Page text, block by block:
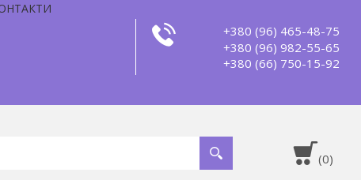
+380 (96) 465-48-75
+380 (96) 982-55-65
+380 (66) 750-15-92